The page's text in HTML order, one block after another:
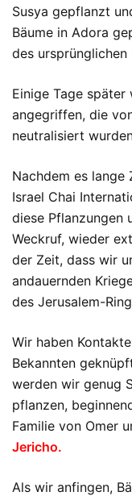
Susya gepflanzt
Bäume in Adora
des
Einige Tage
angegriffen, die
neutralisiert
Nachdem es lange
Israel Chai
diese Pflanzungen
Weckruf, wieder
der Zeit, dass wir
andauernden
des Jerusalem-
Wir haben
Bekannten
werden wir genug
pflanzen,
Familie von Omer
Jericho.
Als wir anfingen,